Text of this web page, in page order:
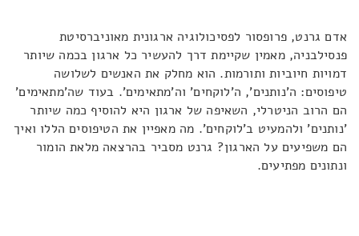
אדם גרנט, פרופסור לפסיכולוגיה ארגונית מאוניברסיטת
פנסילבניה, מאמין שקיימת דרך להעשיר כל ארגון בכמה שיותר
דמויות חיוביות ותורמות. הוא מחלק את האנשים לשלושה
טיפוסים: ה'נותנים', ה'לוקחים' וה'מתאימים'. בעוד שה'מתאימים'
הם הרוב הניטרלי, השאיפה של ארגון היא להוסיף כמה שיותר
'נותנים' ולהמעיט ב'לוקחים'. מה מאפיין את הטיפוסים הללו ואיך
הם משפיעים על הארגון? גרנט מסביר בהרצאה מלאת הומור
ונתונים מפתיעים.